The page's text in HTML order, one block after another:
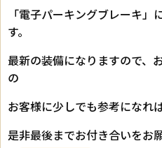
「電子パーキングブレーキ
す。
最新の装備になりますので、
の
お客様に少しでも参考になれ
是非最後までお付き合いをお